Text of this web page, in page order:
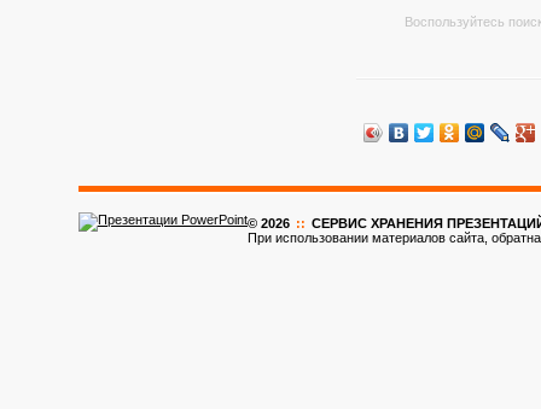
Воспользуйтесь
© 2026 :: CЕРВИС ХРАНЕНИЯ ПРЕЗЕНТАЦИЙ
При использовании материалов сайта,